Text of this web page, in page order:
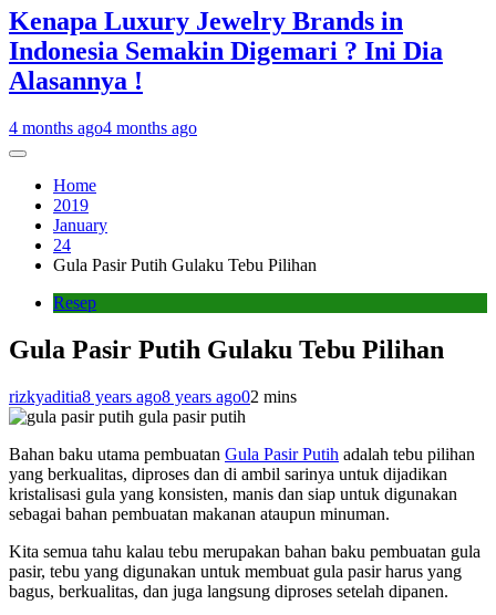
Kenapa Luxury Jewelry Brands in
Indonesia Semakin Digemari ? Ini Dia
Alasannya !
4 months ago4 months ago
Home
2019
January
24
Gula Pasir Putih Gulaku Tebu Pilihan
Resep
Gula Pasir Putih Gulaku Tebu Pilihan
rizkyaditia8 years ago8 years ago02 mins
gula pasir putih
Bahan baku utama pembuatan Gula Pasir Putih adalah tebu pilihan
yang berkualitas, diproses dan di ambil sarinya untuk dijadikan
kristalisasi gula yang konsisten, manis dan siap untuk digunakan
sebagai bahan pembuatan makanan ataupun minuman.
Kita semua tahu kalau tebu merupakan bahan baku pembuatan gula
pasir, tebu yang digunakan untuk membuat gula pasir harus yang
bagus, berkualitas, dan juga langsung diproses setelah dipanen.